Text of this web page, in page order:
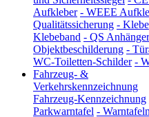
Aufkleber - WEEE
Qualitätssicherung -
Klebeband - QS
Objektbeschilderung -
WC-Toiletten-Schilder -
Fahrzeug- &
Verkehrskennzeichnung
Fahrzeug-Kennzeichnung
Parkwarntafel -